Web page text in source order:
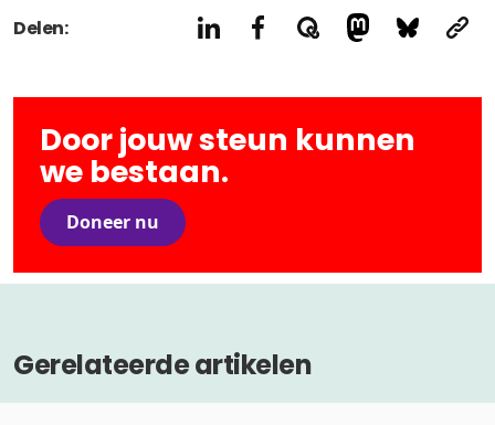
Delen:
Door jouw steun kunnen
we bestaan.
Doneer nu
Gerelateerde artikelen